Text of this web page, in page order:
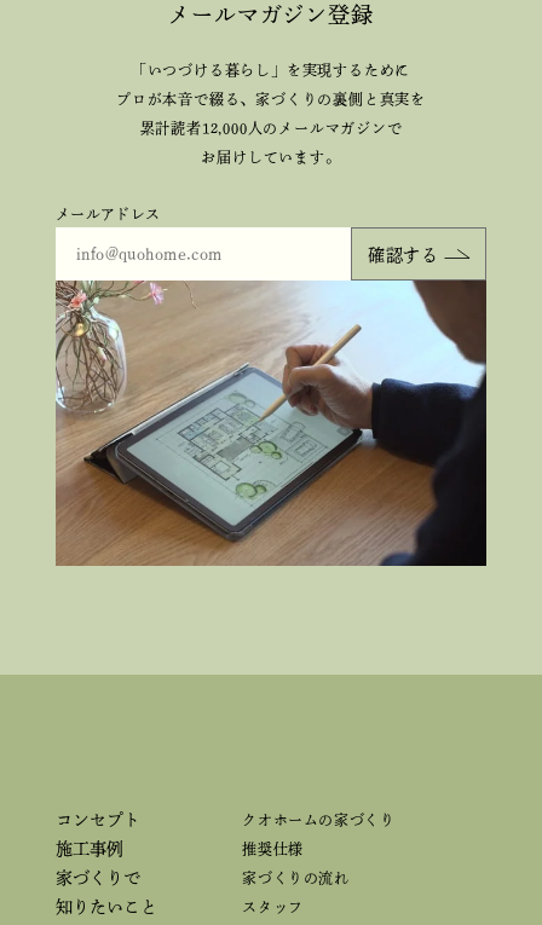
メールマガジン登録
「いつづける暮らし」を実現するために
プロが本音で綴る、家づくりの裏側と真実を
累計読者12,000人のメールマガジンで
お届けしています。
メールアドレス
コンセプト
施工事例
家づくりで
知りたいこと
クオホームの家づくり
推奨仕様
家づくりの流れ
スタッフ